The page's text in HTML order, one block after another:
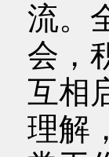
流。
会，
互相
理解